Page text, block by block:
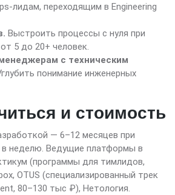
лидам, переходящим в Engineering
Выстроить процессы с нуля при
5 до 20+ человек.
с техническим
понимание инженерных
и стоимость
— 6–12 месяцев при
в неделю. Ведущие платформы в
(программы для тимлидов,
OTUS (специализированный трек
80–130 тыс ₽), Нетология.